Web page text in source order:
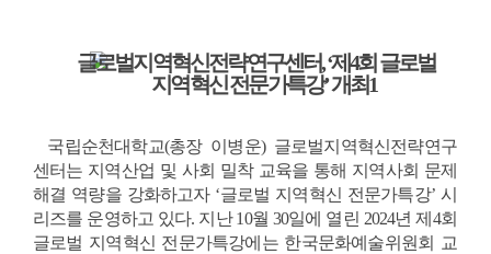
국립순천대학교(총장 이병운) 글로벌지역혁신전략연구
센터는 지역산업 및 사회 밀착 교육을 통해 지역사회 문제
해결 역량을 강화하고자 ‘글로벌 지역혁신 전문가특강’ 시
리즈를 운영하고 있다. 지난 10월 30일에 열린 2024년 제4회
글로벌 지역혁신 전문가특강에는 한국문화예술위원회 교